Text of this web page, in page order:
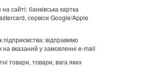
сайті: банківська картка
сервіси Google/Apple
підприємства: відправимо
на вказаний у замовленні e-mail
товари, товари, вага яких